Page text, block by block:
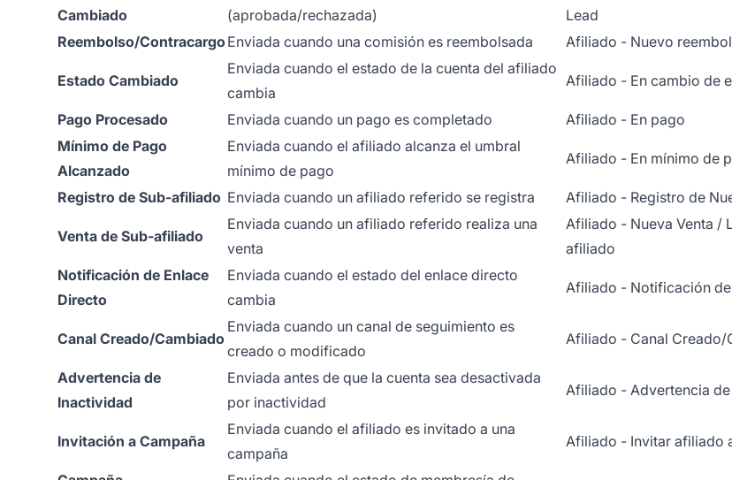
Cambiado
(aprobada/rechazada)
Lead
Reembolso/Contracargo Enviada cuando una comisión es reembolsada Afiliado - Nuevo
Estado Cambiado
Enviada cuando el estado de la cuenta del afiliado
cambia
Afiliado - En cambio de
Pago Procesado Enviada cuando un pago es completado
Afiliado - En pago
Mínimo de Pago
Alcanzado
Enviada cuando el afiliado alcanza el umbral
mínimo de pago
Afiliado - En mínimo de
Registro de Sub-afiliado Enviada cuando un afiliado referido se registra Afiliado - Registro de
Venta de Sub-afiliado
Enviada cuando un afiliado referido realiza una
venta
Afiliado - Nueva Venta /
afiliado
Notificación de Enlace
Directo
Enviada cuando el estado del enlace directo
cambia
Afiliado - Notificación
Canal Creado/Cambiado
Enviada cuando un canal de seguimiento es
creado o modificado
Afiliado - Canal Creado/
Advertencia de
Inactividad
Enviada antes de que la cuenta sea desactivada
por inactividad
Afiliado - Advertencia
Invitación a Campaña
Enviada cuando el afiliado es invitado a una
campaña
Afiliado - Invitar afiliado